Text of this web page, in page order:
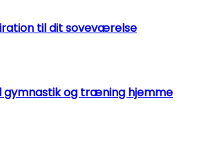
til dit soveværelse
gymnastik og træning hjemme